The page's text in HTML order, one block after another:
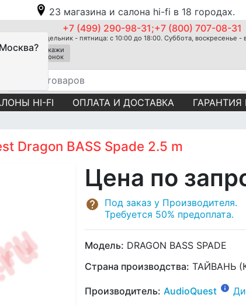
23 магазина и салона hi-fi в 18 городах.
+7 (499) 290-98-31;+7 (800) 707-08-31
Понедельник - пятница: с 10:00 до 18:00. Суббота, воскресенье -
Закажи
звонок
HI-FI ОПЛАТА И ДОСТАВКА
Dragon BASS Spade 2.5 m
Цена по
Под заказ у Производителя.
Требуется 50% предоплата.
Модель: DRAGON BASS SPADE
Страна производства: ТАЙВАНЬ
Производитель: AudioQuest